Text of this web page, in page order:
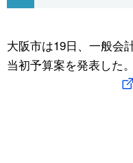
文化
動画/Live
スポーツ・東京2020
大阪市は19日、一般会
当初予算案を発表した